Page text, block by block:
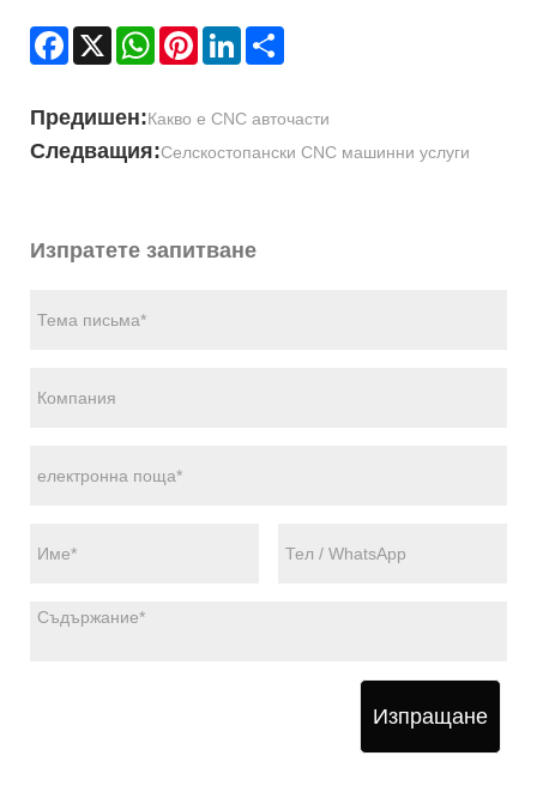
Facebook
X WhatsAppPinterestLinkedIn
Предишен:Какво е CNC авточасти
Следващия:Селскостопански CNC машинни услуги
Изпратете запитване
Изпращане